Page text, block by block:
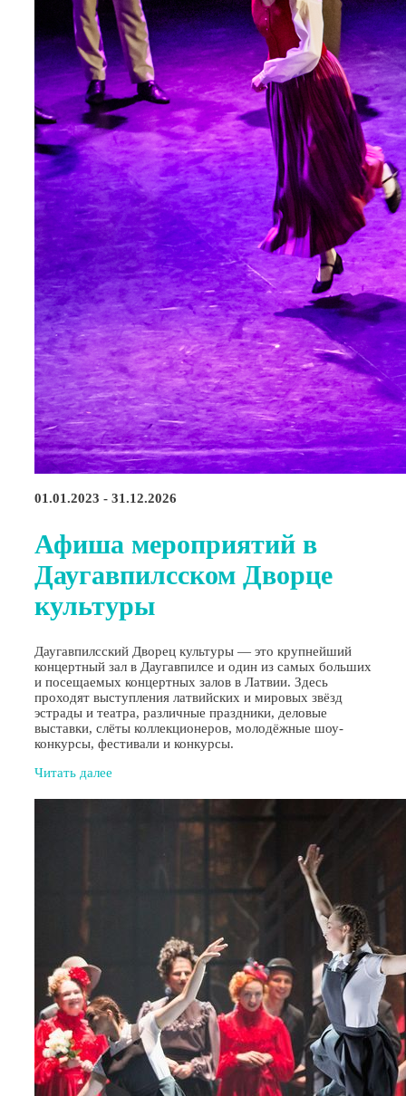
01.01.2023 - 31.12.2026
Афиша мероприятий в
Даугавпилсском Дворце
культуры
Даугавпилсский Дворец культуры — это крупнейший
концертный зал в Даугавпилсе и один из самых больших
и посещаемых концертных залов в Латвии. Здесь
проходят выступления латвийских и мировых звёзд
эстрады и театра, различные праздники, деловые
выставки, слёты коллекционеров, молодёжные шоу-
конкурсы, фестивали и конкурсы.
Читать далее